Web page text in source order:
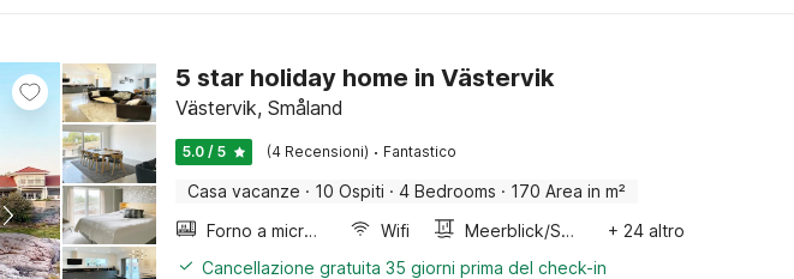
5 star holiday home in Västervik
Västervik, Småland
5.0 / 5 (4 Recensioni) · Fantastico
Casa vacanze · 10 Ospiti · 4 Bedrooms · 170 Area in m²
Forno a microonde combinato
Wifi Meerblick/Seeblick
+ 24 altro
Cancellazione gratuita 35 giorni prima del check-in